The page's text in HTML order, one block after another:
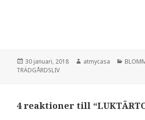
Postat
30 januari, 2018 Författare
atmycasa
TRÄDGÅRDSLIV
4 reaktioner till